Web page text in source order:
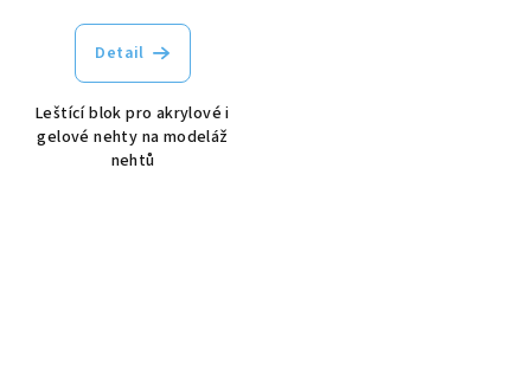
Detail
Leštící blok pro akrylové i
gelové nehty na modeláž
nehtů